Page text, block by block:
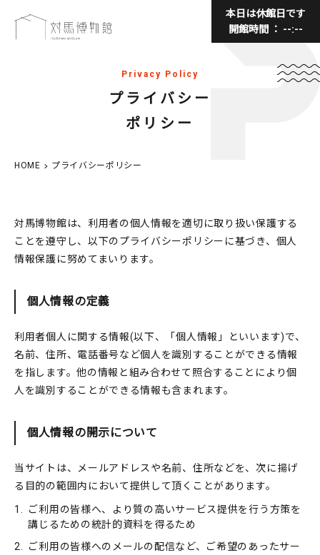
本日は休館日です
開館時間 ： --:--
Privacy Policy
プライバシー
ポリシー
HOME プライバシーポリシー
対馬博物館は、利用者の個人情報を適切に取り扱い保護する
ことを遵守し、以下のプライバシーポリシーに基づき、個人
情報保護に努めてまいります。
個人情報の定義
利用者個人に関する情報(以下、「個人情報」といいます)で、
名前、住所、電話番号など個人を識別することができる情報
を指します。他の情報と組み合わせて照合することにより個
人を識別することができる情報も含まれます。
個人情報の開示について
当サイトは、メールアドレスや名前、住所などを、次に揚げ
る目的の範囲内において提供して頂くことがあります。
1.
ご利用の皆様へ、より質の高いサービス提供を行う方策を
講じるための統計的資料を得るため
2.
ご利用の皆様へのメールの配信など、ご希望のあったサー